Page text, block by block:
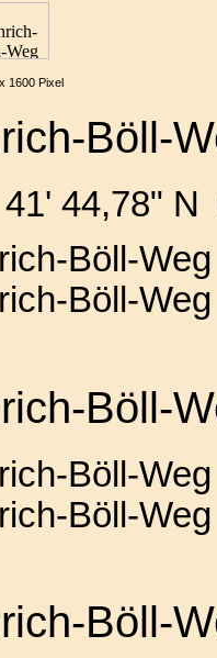
1600 Pixel
Böll-
44,78"
Böll-
Böll-
Böll-
Böll-
Böll-
Böll-